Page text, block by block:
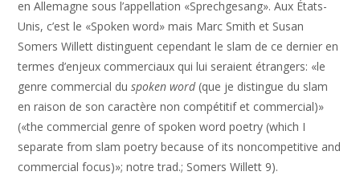
en Allemagne sous l’appellation «Sprechgesang». Aux États-
Unis, c’est le «Spoken word» mais Marc Smith et Susan
Somers Willett distinguent cependant le slam de ce dernier en
termes d’enjeux commerciaux qui lui seraient étrangers: «le
genre commercial duspoken word(que je distingue du slam
en raison de son caractère non compétitif et commercial)»
(«the commercial genre of spoken word poetry (which I
separate from slam poetry because of its noncompetitive and
commercial focus)»; notre trad.; Somers Willett 9).